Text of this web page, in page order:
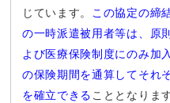
じています。 この協定の締
の一時派遣被用者等は、原
よび医療保険制度にのみ加
の保険期間を通算してそれ
を確立できることとなります